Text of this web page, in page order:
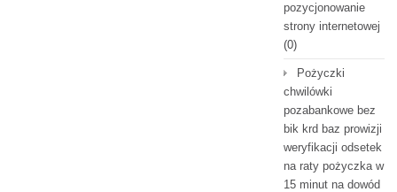
pozycjonowanie
strony internetowej
(0)
Pożyczki
chwilówki
pozabankowe bez
bik krd baz prowizji
weryfikacji odsetek
na raty pożyczka w
15 minut na dowód